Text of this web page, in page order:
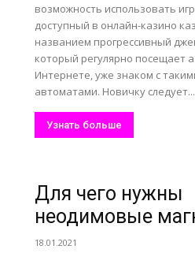
возможность использовать
доступный в онлайн-казино
названием прогрессивный
который регулярно посещает
Интернете, уже знаком с
автоматами. Новичку следует...
Узнать больше
Для чего нужны
неодимовые
18.01.2021